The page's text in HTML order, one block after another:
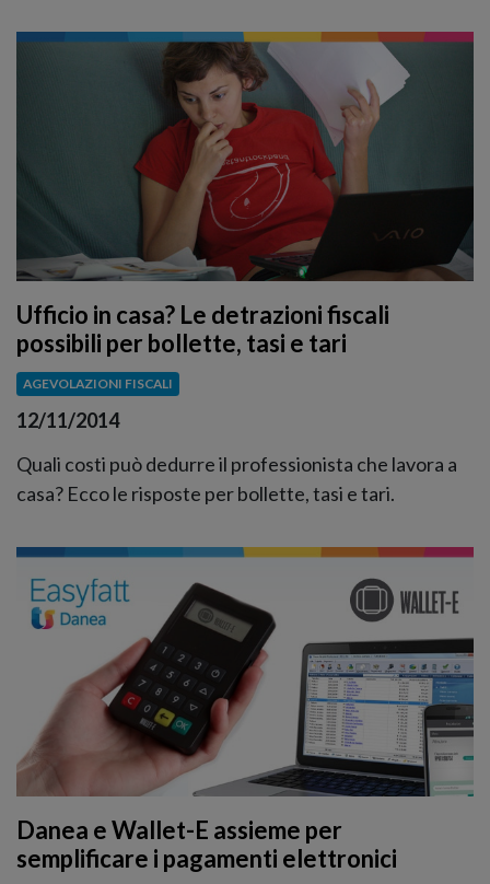
Ufficio in casa? Le detrazioni fiscali
possibili per bollette, tasi e tari
AGEVOLAZIONI FISCALI
12/11/2014
Quali costi può dedurre il professionista che lavora a
casa? Ecco le risposte per bollette, tasi e tari.
Danea e Wallet-E assieme per
semplificare i pagamenti elettronici